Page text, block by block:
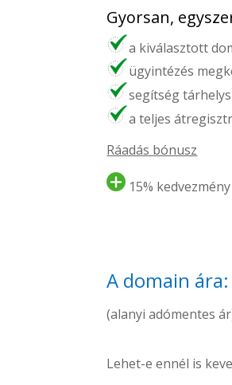
Gyorsan,
a kiválasztott
ügyintézés
segítség
a teljes
Ráadás bónusz
15%
A domain
(alanyi adómentes
Lehet-e ennél is